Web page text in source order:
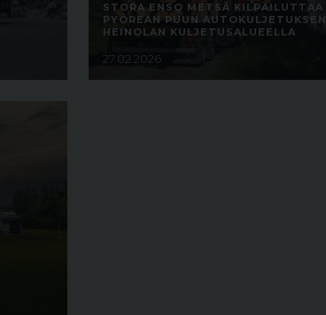
STORA ENSO METSÄ KILPAILUTTAA
PYÖREÄN PUUN AUTOKULJETUKSEN
HEINOLAN KULJETUSALUEELLA
27.02.2026